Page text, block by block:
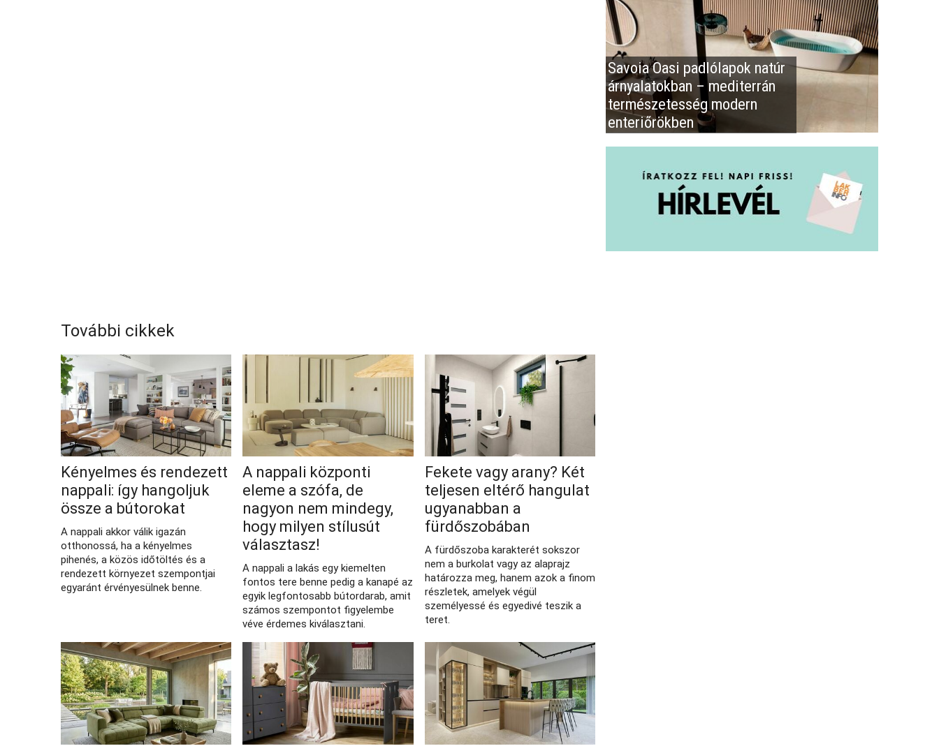
További cikkek
Kényelmes és rendezett
nappali: így hangoljuk
össze a bútorokat
A nappali akkor válik igazán
otthonossá, ha a kényelmes
pihenés, a közös időtöltés és a
rendezett környezet szempontjai
egyaránt érvényesülnek benne.
A nappali központi
eleme a szófa, de
nagyon nem mindegy,
hogy milyen stílusút
választasz!
A nappali a lakás egy kiemelten
fontos tere benne pedig a kanapé az
egyik legfontosabb bútordarab, amit
számos szempontot figyelembe
véve érdemes kiválasztani.
Fekete vagy arany? Két
teljesen eltérő hangulat
ugyanabban a
fürdőszobában
A fürdőszoba karakterét sokszor
nem a burkolat vagy az alaprajz
határozza meg, hanem azok a finom
részletek, amelyek végül
személyessé és egyedivé teszik a
teret.
Savoia Oasi padlólapok natúr
árnyalatokban – mediterrán
természetesség modern
enteriőrökben